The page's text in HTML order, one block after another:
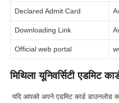
Declared Admit Card
Downloading Link
Official web portal
मिथिला यूनिवर्सिटी एडमिट
यदि आपको अपने एडमिट कार्ड डाउनलोड